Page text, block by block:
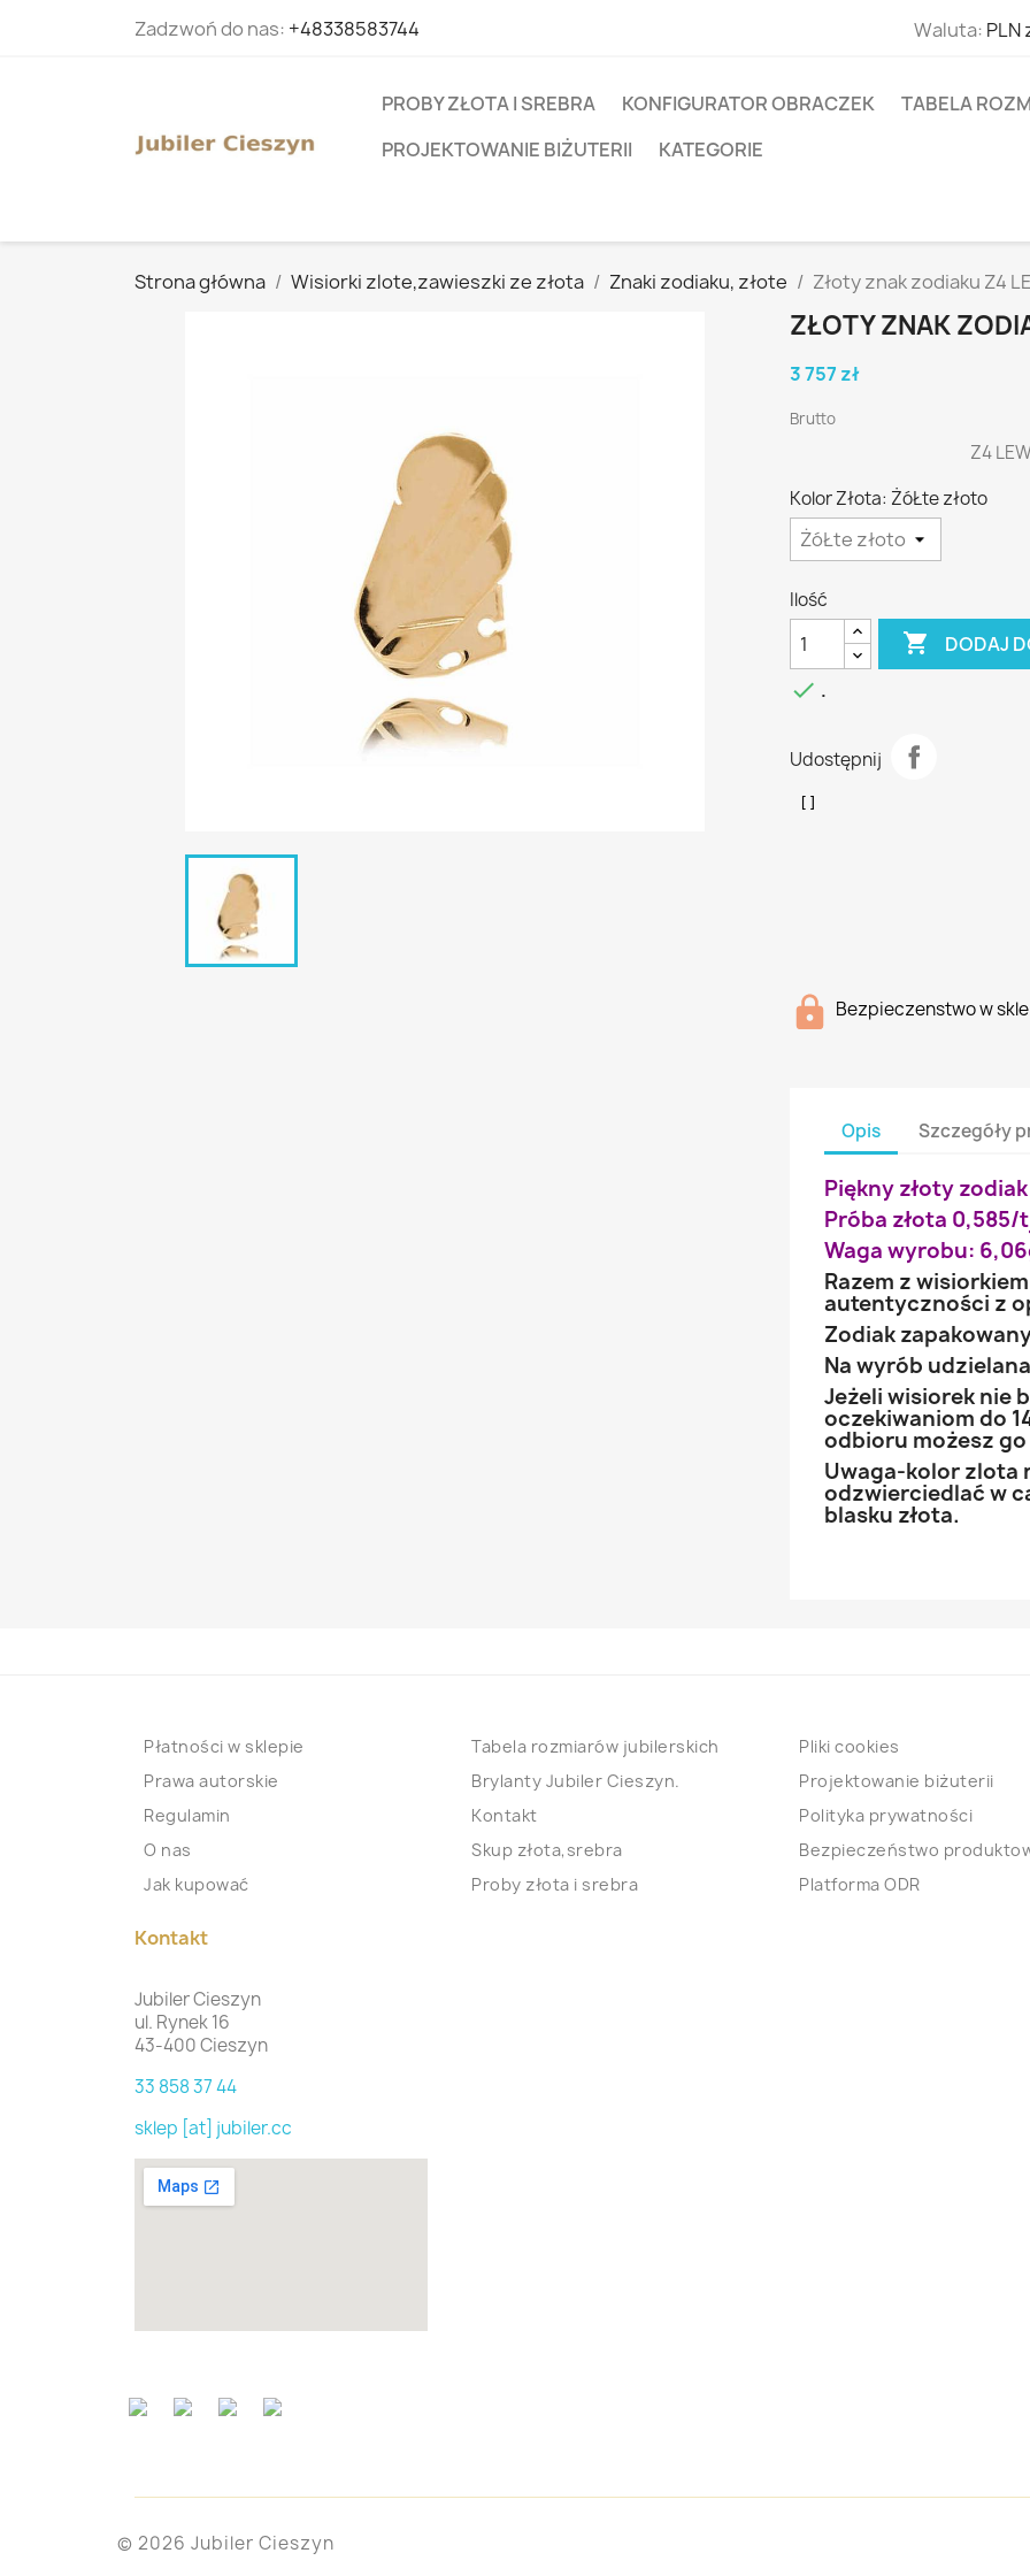
Zadzwoń do nas: +48338583744 Waluta: PLN
PROBY ZŁOTA I SREBRA KONFIGURATOR OBRACZEK
TABELA
PROJEKTOWANIE BIŻUTERII
KATEGORIE
Strona główna Wisiorki zlote,zawieszki ze złota Znaki zodiaku, złote Złoty znak zodiaku Z4
ZŁOTY ZNAK
3 757 zł
Brutto
Z4
Kolor Złota: ŻóŁte złoto
Ilość
 DODAJ
 .
Udostępnij
Bezpieczenstwo w
Opis Szczegóły
Piękny złoty zodiak
Próba złota 0,585/
Waga wyrobu:
Razem z
autentyczności z
Zodiak
Na wyrób
Jeżeli wisiorek nie
oczekiwaniom do
odbioru możesz
Uwaga-kolor zlota
odzwierciedlać w
blasku złota.
Płatności w sklepie
Prawa autorskie
Regulamin
O nas
Jak kupować
Tabela rozmiarów jubilerskich
Brylanty Jubiler Cieszyn.
Kontakt
Skup złota,srebra
Proby złota i srebra
Pliki cookies
Projektowanie biżuterii
Polityka prywatności
Bezpieczeństwo
Platforma ODR
Kontakt
Jubiler Cieszyn
ul. Rynek 16
43-400 Cieszyn
33 858 37 44
sklep [at] jubiler.cc
© 2026 Jubiler Cieszyn